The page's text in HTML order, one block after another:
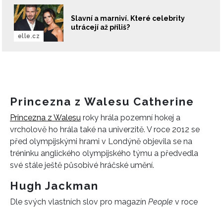
Slavní a marniví. Které celebrity
utrácejí až příliš?
elle.cz
Princezna z Walesu Catherine
Princezna z Walesu roky hrála pozemní hokej a
vrcholově ho hrála také na univerzitě. V roce 2012 se
před olympijskými hrami v Londýně objevila se na
tréninku anglického olympijského týmu a předvedla
své stále ještě působivé hráčské umění.
Hugh Jackman
Dle svých vlastních slov pro magazín People v roce